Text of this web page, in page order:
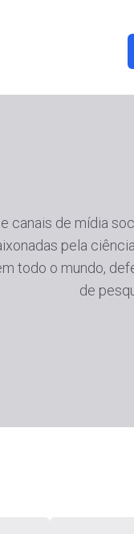
canais de mídia
pela
todo o mundo,
de